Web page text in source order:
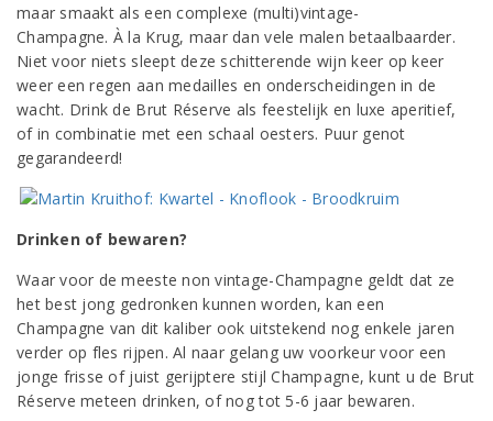
maar smaakt als een complexe (multi)vintage-
Champagne. À la Krug, maar dan vele malen betaalbaarder.
Niet voor niets sleept deze schitterende wijn keer op keer
weer een regen aan medailles en onderscheidingen in de
wacht. Drink de Brut Réserve als feestelijk en luxe aperitief,
of in combinatie met een schaal oesters. Puur genot
gegarandeerd!
Drinken of bewaren?
Waar voor de meeste non vintage-Champagne geldt dat ze
het best jong gedronken kunnen worden, kan een
Champagne van dit kaliber ook uitstekend nog enkele jaren
verder op fles rijpen. Al naar gelang uw voorkeur voor een
jonge frisse of juist gerijptere stijl Champagne, kunt u de Brut
Réserve meteen drinken, of nog tot 5-6 jaar bewaren.